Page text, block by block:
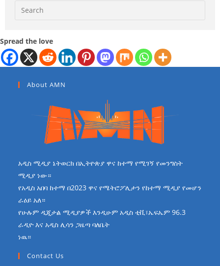
Spread the love
About AMN
አዲስ ሚዲያ ኔትወርክ በኢትዮጵያ ዋና ከተማ የሚገኝ የመንግስት
ሚዲያ ነው።
የአዲስ አበባ ከተማ በ2023 ዋና የሜትሮፖሊታን የከተማ ሚዲያ የመሆን
ራዕይ አለ።
የሁሉም ዲጂታል ሚዲያዎች እንዲሁም አዲስ ቲቪ፣ኤፍኤም 96.3
ራዲዮ እና አዲስ ሊሳን ጋዜጣ ባለቤት
ነዉ።
Contact Us